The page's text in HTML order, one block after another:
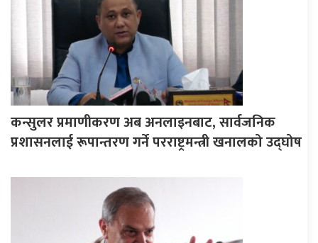
कन्सुलर प्रमाणीकरण अब अनलाइनबाट, सार्वजनिक
प्रशासनलाई रूपान्तरण गर्ने परराष्ट्रमन्त्री खनालको उद्घोष